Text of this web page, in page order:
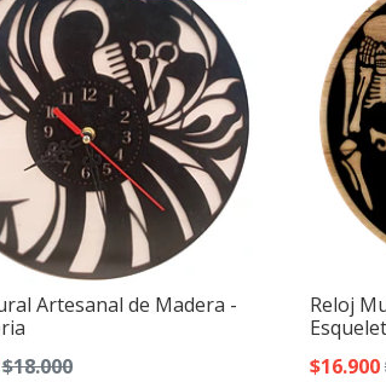
Artesanal de Madera -
$18.000
Reloj
$16.900